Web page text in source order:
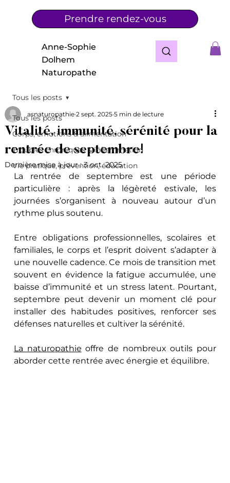
Anne-Sophie
Dolhem
Naturopathe
Prendre rendez-vous
Tous les posts
Corps, émotions & alimentation
Troubles chroniques & inflammation
Vie pratique, prévention, éducation
Tous les posts
Vitalité, immunité, sérénité pour la
rentrée de septembre!
asnaturopathie 2 sept. 2025 5 min de lecture
Dernière mise à jour :3 oct. 2025
La rentrée de septembre est une période
particulière : après la légèreté estivale, les
journées s’organisent à nouveau autour d’un
rythme plus soutenu.
Entre obligations professionnelles, scolaires et
familiales, le corps et l’esprit doivent s’adapter à
une nouvelle cadence. Ce mois de transition met
souvent en évidence la fatigue accumulée, une
baisse d’immunité et un stress latent. Pourtant,
septembre peut devenir un moment clé pour
installer des habitudes positives, renforcer ses
défenses naturelles et cultiver la sérénité.
La naturopathie offre de nombreux outils pour
aborder cette rentrée avec énergie et équilibre.